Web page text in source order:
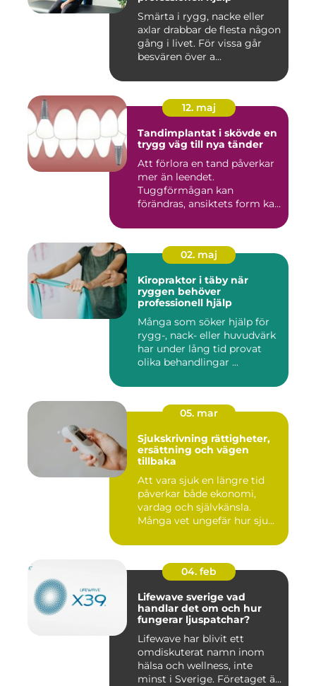
Smärta i rygg, nacke eller
axlar drabbar de flesta någon
gång i livet. För vissa går
besvären över a...
12. maj
Tandimplantat i skövde en
trygg väg till nya tänder
Att förlora en tand påverkar
mer än leendet.
Tuggförmågan kan
förändras, ansiktets form kan
02. maj
Kiropraktor i täby när
ryggen behöver
professionell hjälp
Många som söker hjälp för
rygg-, nack- eller huvudvärk
har under lång tid provat
olika behandlingar ...
05. mar
Sjukskrivning rättigheter,
ersättning och vägen
tillbaka
Att vara sjuk en längre tid
påverkar både ekonomi,
vardag och självkänsla.
Många vet ungefär hur sju...
04. feb
Lifewave sverige vad
handlar det om och hur
fungerar ljuspatchar?
Lifewave har blivit ett
omdiskuterat namn inom
hälsa och wellness, inte
minst i Sverige. Företaget ä...